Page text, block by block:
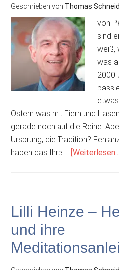
Geschrieben von Thomas
von
sind
weiß,
was
2000
Ostern was mit Eiern und
gerade noch auf die Reihe.
Ursprung, die Tradition?
haben das Ihre …
Lilli Heinze –
und ihre